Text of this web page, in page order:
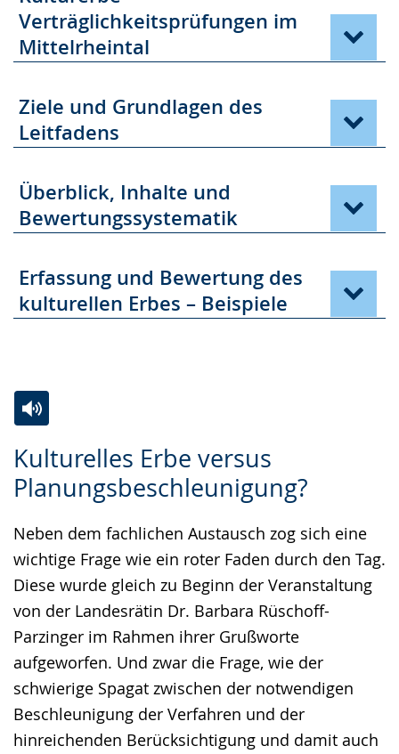
Verträglichkeitsprüfungen im
Mittelrheintal
Ziele und Grundlagen des
Leitfadens
Überblick, Inhalte und
Bewertungssystematik
Erfassung und Bewertung des
kulturellen Erbes – Beispiele
Kulturelles Erbe versus
Planungsbeschleunigung?
Neben dem fachlichen Austausch zog sich eine
wichtige Frage wie ein roter Faden durch den Tag.
Diese wurde gleich zu Beginn der Veranstaltung
von der Landesrätin Dr. Barbara Rüschoff-
Parzinger im Rahmen ihrer Grußworte
aufgeworfen. Und zwar die Frage, wie der
schwierige Spagat zwischen der notwendigen
Beschleunigung der Verfahren und der
hinreichenden Berücksichtigung und damit auch
Leichten
Sprache
Audio-
Unterstützung.
Video
in
Gebärdensprache
wird
angezeigt.